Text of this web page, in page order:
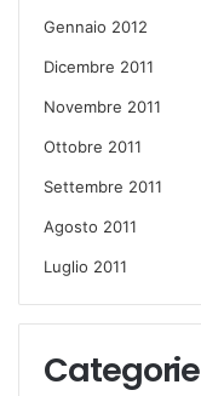
Gennaio 2012
Dicembre 2011
Novembre 2011
Ottobre 2011
Settembre 2011
Agosto 2011
Luglio 2011
Categorie